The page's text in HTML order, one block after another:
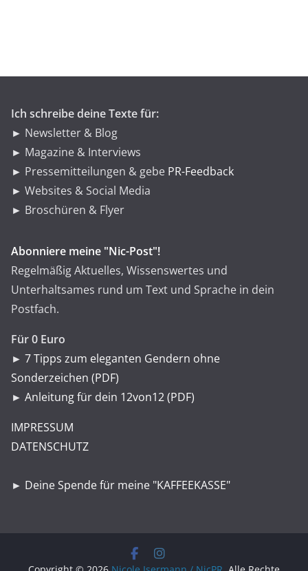
Ich schreibe deine Texte für:
► Newsletter & Blog
► Magazine & Interviews
► Pressemitteilungen & gebe PR-Feedback
► Websites & Social Media
► Broschüren & Flyer
Abonniere meine "Nic-Post"!
Regelmäßig Aktuelles, Wissenswertes und
Unterhaltsames rund um Text und Sprache in dein
Postfach.
Für 0 Euro
► 7 Tipps zum eleganten Gendern ohne
Sonderzeichen (PDF)
► Anleitung für dein 12von12 (PDF)
IMPRESSUM
DATENSCHUTZ
► Deine Spende für meine "KAFFEEKASSE"